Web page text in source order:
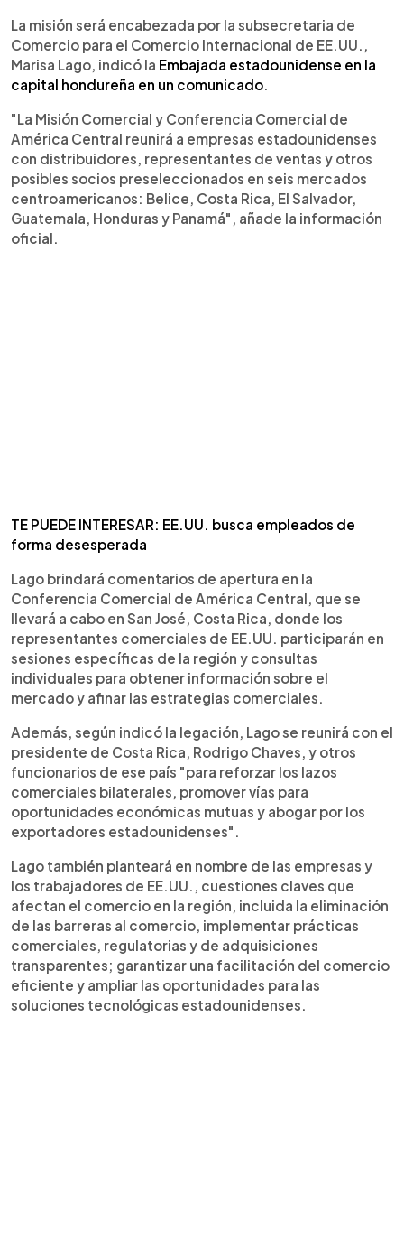
La misión será encabezada por la subsecretaria de
Comercio para el Comercio Internacional de EE.UU.,
Marisa Lago, indicó la Embajada estadounidense en la
capital hondureña en un comunicado.
"La Misión Comercial y Conferencia Comercial de
América Central reunirá a empresas estadounidenses
con distribuidores, representantes de ventas y otros
posibles socios preseleccionados en seis mercados
centroamericanos: Belice, Costa Rica, El Salvador,
Guatemala, Honduras y Panamá", añade la información
oficial.
TE PUEDE INTERESAR: EE.UU. busca empleados de
forma desesperada
Lago brindará comentarios de apertura en la
Conferencia Comercial de América Central, que se
llevará a cabo en San José, Costa Rica, donde los
representantes comerciales de EE.UU. participarán en
sesiones específicas de la región y consultas
individuales para obtener información sobre el
mercado y afinar las estrategias comerciales.
Además, según indicó la legación, Lago se reunirá con el
presidente de Costa Rica, Rodrigo Chaves, y otros
funcionarios de ese país "para reforzar los lazos
comerciales bilaterales, promover vías para
oportunidades económicas mutuas y abogar por los
exportadores estadounidenses".
Lago también planteará en nombre de las empresas y
los trabajadores de EE.UU., cuestiones claves que
afectan el comercio en la región, incluida la eliminación
de las barreras al comercio, implementar prácticas
comerciales, regulatorias y de adquisiciones
transparentes; garantizar una facilitación del comercio
eficiente y ampliar las oportunidades para las
soluciones tecnológicas estadounidenses.